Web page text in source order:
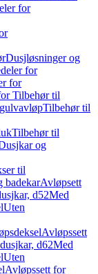
for
Dusjløsninger og
for
for
Tilbehør til
Tilbehør til
Tilbehør til
og
til
badekarAvløpsett
d52Med
Uten
Avløpssett
d62Med
Uten
Avløpssett for